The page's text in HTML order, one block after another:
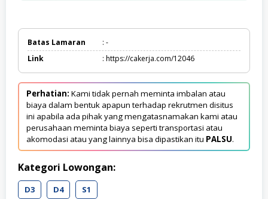
Batas Lamaran
: -
Link
: https://cakerja.com/12046
Perhatian: Kami tidak pernah meminta imbalan atau
biaya dalam bentuk apapun terhadap rekrutmen disitus
ini apabila ada pihak yang mengatasnamakan kami atau
perusahaan meminta biaya seperti transportasi atau
akomodasi atau yang lainnya bisa dipastikan itu PALSU.
Kategori Lowongan:
D3 D4 S1